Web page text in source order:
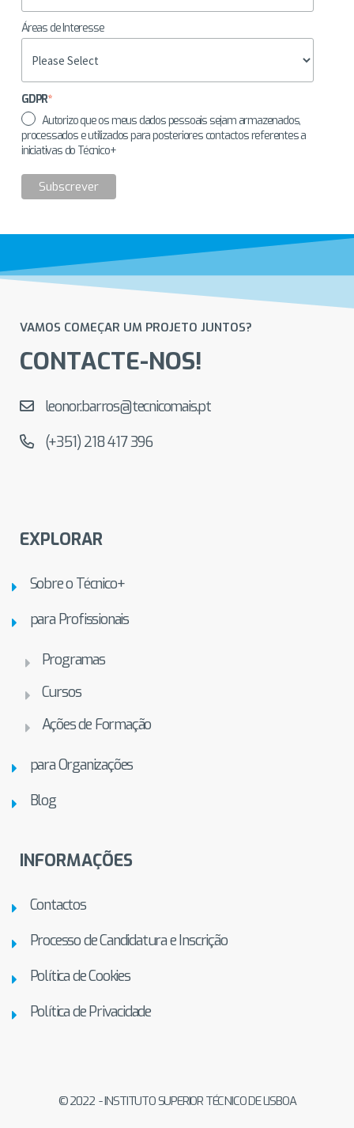
Áreas de Interesse
GDPR*
Autorizo que os meus dados pessoais sejam armazenados,
processados e utilizados para posteriores contactos referentes a
iniciativas do Técnico+
VAMOS COMEÇAR UM PROJETO JUNTOS?
CONTACTE-NOS!
leonor.barros@tecnicomais.pt
(+351) 218 417 396
EXPLORAR
Sobre o Técnico+
para Profissionais
Programas
Cursos
Ações de Formação
para Organizações
Blog
INFORMAÇÕES
Contactos
Processo de Candidatura e Inscrição
Política de Cookies
Política de Privacidade
© 2022 - INSTITUTO SUPERIOR TÉCNICO DE LISBOA